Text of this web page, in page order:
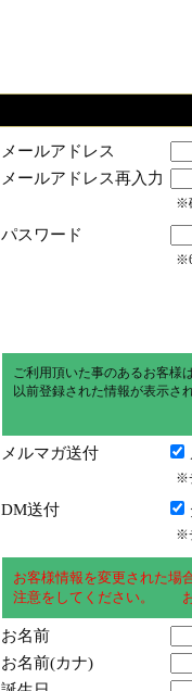
メールアドレス
メールアドレス再入力
※
パスワード
ご利用頂いた事のあるお客様
以前登録された情報が表示され
メルマガ送付
※
DM送付
※
お客様情報を変更された場
注意をしてください。 お
お名前
お名前(カナ)